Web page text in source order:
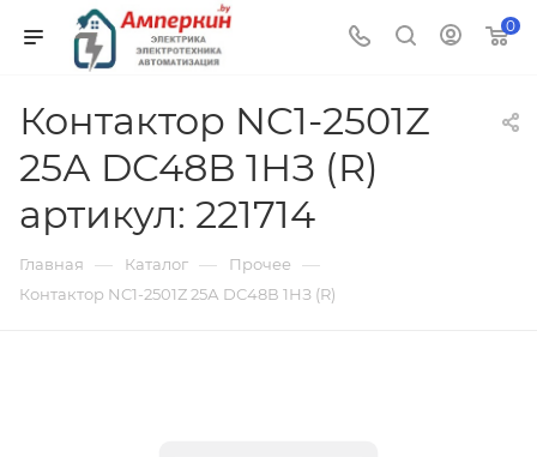
0
Контактор NC1-2501Z
25А DC48В 1НЗ (R)
артикул: 221714
Главная — Каталог — Прочее —
Контактор NC1-2501Z 25А DC48В 1НЗ (R)